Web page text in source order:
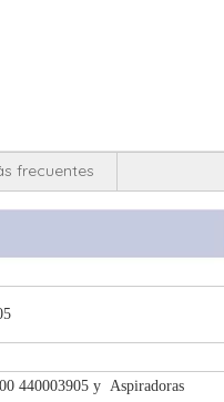
frecuentes
440003905 y Aspiradoras